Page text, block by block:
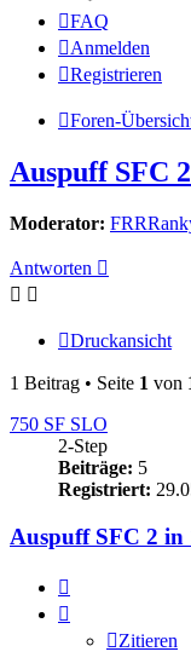
FAQ
Anmelden
Registrieren
Foren-
Auspuff SFC
Moderator:
Antworten
Druckansicht
1 Beitrag • Seite 1 von
750 SF SLO
2-Step
Beiträge: 5
Registriert:
Auspuff SFC 2 in
Zitieren